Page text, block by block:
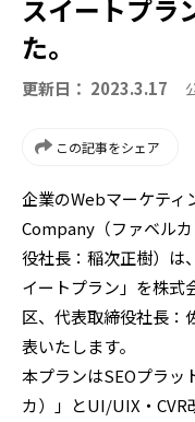
スイートプラ
た。
更新日： 2023.3.17
この記事をシェア
企業のWebマーケティ
Company（ファベル
役社長：稲次正樹）
イートプラン」を株式
区、代表取締役社長：
表いたします。
本プランはSEOプラッ
カ）」とUI/UIX・CVR